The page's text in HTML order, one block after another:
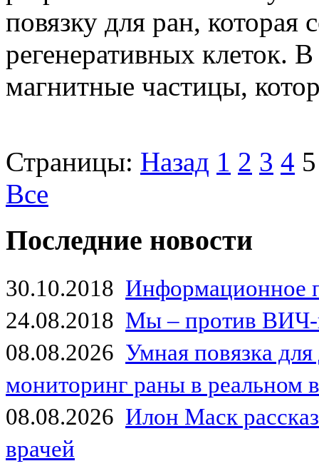
повязку для ран, которая
регенеративных клеток.
магнитные частицы,
Страницы: Назад 1 2 3 4 5
Все
Последние новости
30.10.2018 Информационное
24.08.2018 Мы – против
08.08.2026 Умная повязка
мониторинг раны в реальном
08.08.2026 Илон Маск
врачей